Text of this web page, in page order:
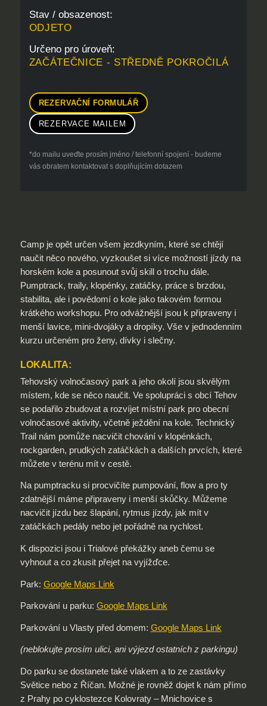
Stav / obsazenost:
ODJETO
Určeno pro úroveň:
ZAČÁTEČNICE - STŘEDNĚ POKROČILÁ
REZERVAČNÍ FORMULÁŘ
REZERVACE MAILEM
*do mailu uveďte prosím jméno / telefonní spojení - budeme
vás obratem kontaktovat s doplňujícím dotazem
Camp je opět určen všem jezdkyním, které se chtějí
naučit něco nového, vyzkoušet si více možností jízdy na
horském kole a posunout svůj skill o trochu dále.
Pumptrack, traily, klopénky, zatáčky, práce s brzdou,
stabilita, ale i povědomí o kole jako takovém formou
krátkého workshopu. Pro odvážnější jsou k připraveny i
menší lavice, mini-dvojáky a dropíky. Vše v jednodenním
kurzu určeném pro ženy, dívky i slečny.
LOKALITA:
Tehovský volnočasový park a jeho okolí jsou skvělým
místem, kde se něco naučit. Ve spolupráci s obcí Tehov
se podařilo zbudovat a rozvíjet místní park pro obecní
volnočasové aktivity, včetně ježdění na kole. Technický
Trail nám pomůže nacvičit chování v klopénkách,
rockgarden, prudkých zatáčkách a dalších prvcích, které
můžete v terénu mít v cestě.
Na pumptracku si procvičíte pumpování, flow a pro ty
zdatnější máme připraveny i menší skůčky. Můžeme
nacvičit jízdu bez šlapání, rytmus jízdy, jak mít v
zatáčkách pedály nebo jet pořádně na rychlost.
K dispozici jsou i Trialové překážky aneb čemu se
vyhnout a co zkusit přejet na vyjížďce.
Park: Google Maps Link
Parkování u parku: Google Maps Link
Parkování u Vlasty před domem: Google Maps Link
(neblokujte prosím ulici, ani výjezd ostatních z parkingu)
Do parku se dostanete také vlakem a to ze zastávky
Světice nebo z Říčan. Možné je rovněž dojet k nám přímo
z Prahy po cyklostezce Kolovraty – Mnichovice s